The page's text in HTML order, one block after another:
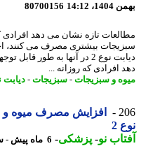
14:12
80700156
تازه نشان می دهد افرادی که
بیشتری مصرف می کنند، احتمال
دیابت نوع 2 در آنها به طور
افرادی که روزانه ...
و سبزیجات-سبزیجات-دیابت نوع 2
افزایش مصرف میوه و
2
نو- پزشکی-6 ماه پیش - سه شنبه 14 بهمن 1404، 11:16